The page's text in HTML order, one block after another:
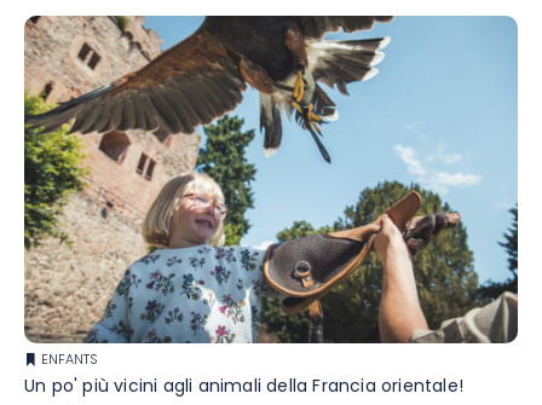
ENFANTS
Un po' più vicini agli animali della Francia orientale!